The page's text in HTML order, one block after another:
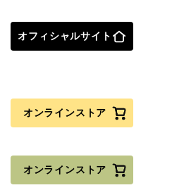
オフィシャルサイト
オンラインストア
オンラインストア